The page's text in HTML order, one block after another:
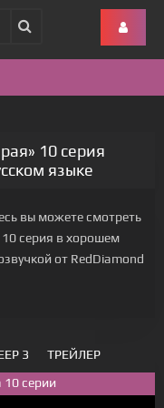
10 серия
языке
вы можете смотреть
10 серия в хорошем
от RedDiamond
3
ТРЕЙЛЕР
серии